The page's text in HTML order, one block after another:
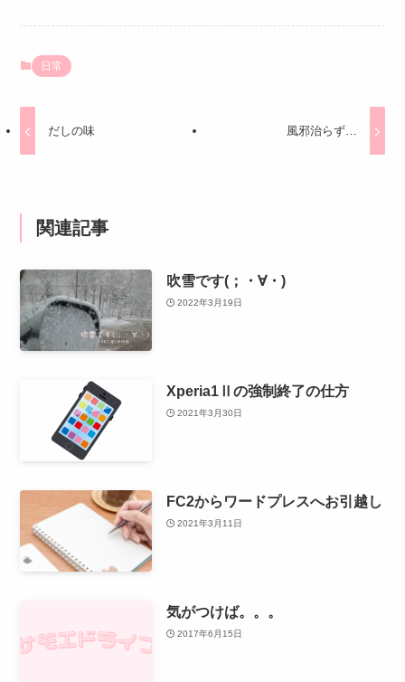
日常
だしの味 風邪治らず…
関連記事
吹雪です(；・∀・)
2022年3月19日
Xperia1Ⅱの強制終了の仕方
2021年3月30日
FC2からワードプレスへお引越し
2021年3月11日
気がつけば。。。
2017年6月15日